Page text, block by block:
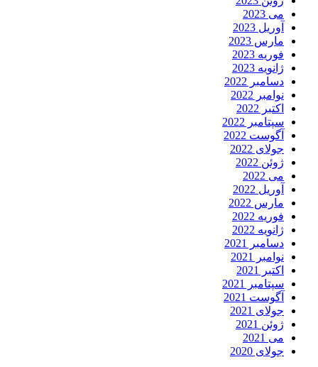
می 2023
آوریل 2023
مارس 2023
فوریه 2023
ژانویه 2023
دسامبر 2022
نوامبر 2022
اکتبر 2022
سپتامبر 2022
آگوست 2022
جولای 2022
ژوئن 2022
می 2022
آوریل 2022
مارس 2022
فوریه 2022
ژانویه 2022
دسامبر 2021
نوامبر 2021
اکتبر 2021
سپتامبر 2021
آگوست 2021
جولای 2021
ژوئن 2021
می 2021
جولای 2020